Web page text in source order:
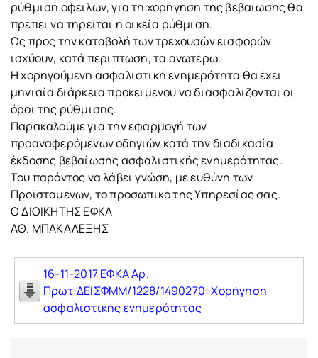
ρύθμιση οφειλών, για τη χορήγηση της βεβαίωσης θα
πρέπει να τηρείται η οικεία ρύθμιση.
Ως προς την καταβολή των τρεχουσών εισφορών
ισχύουν, κατά περίπτωση, τα ανωτέρω.
Η χορηγούμενη ασφαλιστική ενημερότητα θα έχει
μηνιαία διάρκεια προκειμένου να διασφαλίζονται οι
όροι της ρύθμισης.
Παρακαλούμε για την εφαρμογή των
προαναφερόμενων οδηγιών κατά την διαδικασία
έκδοσης βεβαίωσης ασφαλιστικής ενημερότητας.
Του παρόντος να λάβει γνώση, με ευθύνη των
Προϊσταμένων, το προσωπικό της Υπηρεσίας σας.
Ο ΔΙΟΙΚΗΤΗΣ ΕΦΚΑ
ΑΘ. ΜΠΑΚΑΛΕΞΗΣ
16-11-2017 ΕΦΚΑ Αρ.
Πρωτ:ΔΕΙΣΦΜΜ/1228/1490270: Χορήγηση
ασφαλιστικής ενημερότητας